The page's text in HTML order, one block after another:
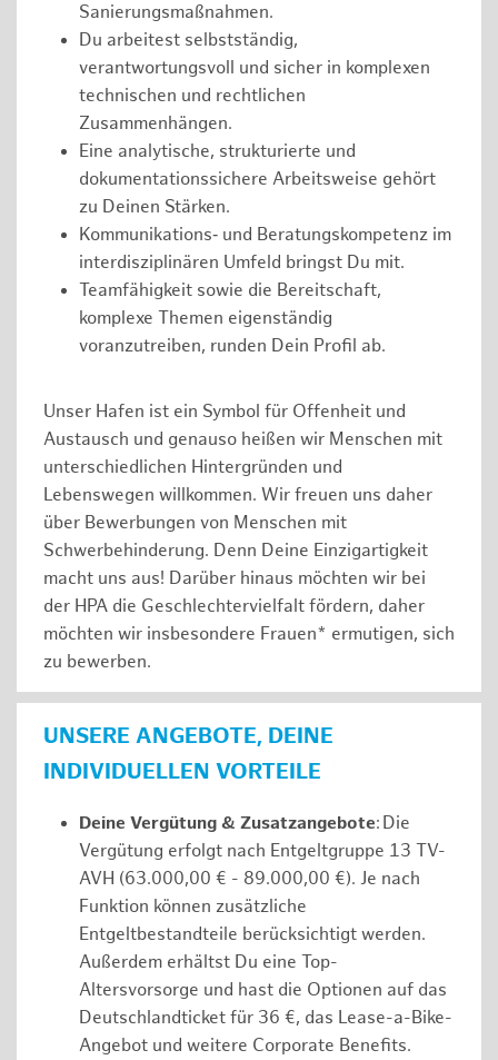
Sanierungsmaßnahmen.
Du arbeitest selbstständig,
verantwortungsvoll und sicher in komplexen
technischen und rechtlichen
Zusammenhängen.
Eine analytische, strukturierte und
dokumentationssichere Arbeitsweise gehört
zu Deinen Stärken.
Kommunikations‑ und Beratungskompetenz im
interdisziplinären Umfeld bringst Du mit.
Teamfähigkeit sowie die Bereitschaft,
komplexe Themen eigenständig
voranzutreiben, runden Dein Profil ab.
Unser Hafen ist ein Symbol für Offenheit und
Austausch und genauso heißen wir Menschen mit
unterschiedlichen Hintergründen und
Lebenswegen willkommen. Wir freuen uns daher
über Bewerbungen von Menschen mit
Schwerbehinderung. Denn Deine Einzigartigkeit
macht uns aus! Darüber hinaus möchten wir bei
der HPA die Geschlechtervielfalt fördern, daher
möchten wir insbesondere Frauen* ermutigen, sich
zu bewerben.
UNSERE ANGEBOTE, DEINE
INDIVIDUELLEN VORTEILE
Deine Vergütung & Zusatzangebote: Die
Vergütung erfolgt nach Entgeltgruppe 13 TV-
AVH (63.000,00 € - 89.000,00 €). Je nach
Funktion können zusätzliche
Entgeltbestandteile berücksichtigt werden.
Außerdem erhältst Du eine Top-
Altersvorsorge und hast die Optionen auf das
Deutschlandticket für 36 €, das Lease-a-Bike-
Angebot und weitere Corporate Benefits.